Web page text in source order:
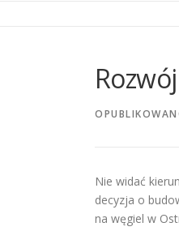
Nie widać
decyzja o
na węgiel w